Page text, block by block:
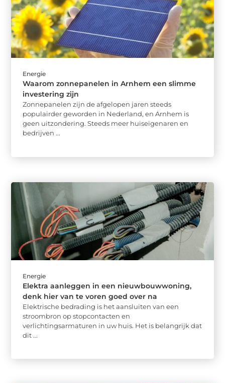
Energie
Waarom zonnepanelen in Arnhem een slimme
investering zijn
Zonnepanelen zijn de afgelopen jaren steeds
populairder geworden in Nederland, en Arnhem is
geen uitzondering. Steeds meer huiseigenaren en
bedrijven ...
Energie
Elektra aanleggen in een nieuwbouwwoning,
denk hier van te voren goed over na
Elektrische bedrading is het aansluiten van een
stroombron op stopcontacten en
verlichtingsarmaturen in uw huis. Het is belangrijk dat
dit ...